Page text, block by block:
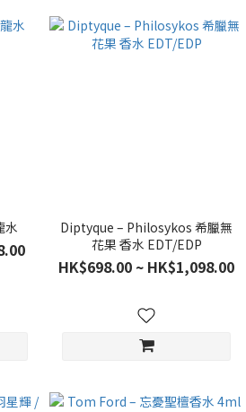
水
Diptyque – Philosykos 希臘無
花果 香水 EDT/EDP
HK$698.00 ~ HK$1,098.00